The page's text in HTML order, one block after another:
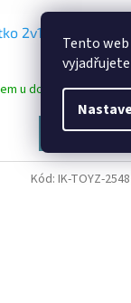
Tento
2v1 Toyz Spark
u dodavatele(>5 ks)
Do košíku
Kód:IK-TOYZ-2548